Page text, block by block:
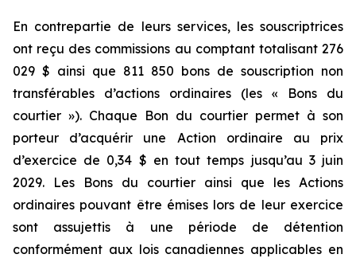
En contrepartie de leurs services, les souscriptrices
ont reçu des commissions au comptant totalisant 276
029 $ ainsi que 811 850 bons de souscription non
transférables d’actions ordinaires (les « Bons du
courtier »). Chaque Bon du courtier permet à son
porteur d’acquérir une Action ordinaire au prix
d’exercice de 0,34 $ en tout temps jusqu’au 3 juin
2029. Les Bons du courtier ainsi que les Actions
ordinaires pouvant être émises lors de leur exercice
sont assujettis à une période de détention
conformément aux lois canadiennes applicables en